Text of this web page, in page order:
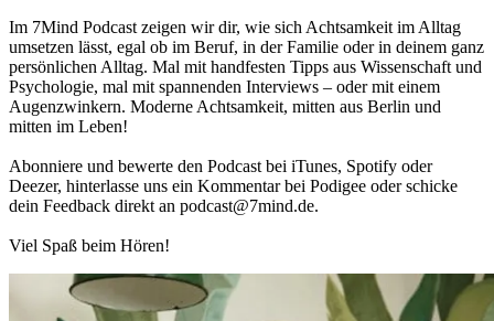
Im 7Mind Pod­cast zeigen wir dir, wie sich Acht­sam­keit im Alltag
umset­zen lässt, egal ob im Beruf, in der Fami­lie oder in deinem ganz
per­sön­li­chen Alltag. Mal mit hand­fes­ten Tipps aus Wis­sen­schaft und
Psy­cho­lo­gie, mal mit spannenden Interviews – oder mit einem
Augen­zwin­kern. Moderne Acht­sam­keit, mitten aus Berlin und
mitten im Leben!
Abon­niere und bewerte den Pod­cast bei iTunes, Spo­tify oder
Deezer, hin­ter­lasse uns ein Kom­men­tar bei Podigee oder schi­cke
dein Feed­back direkt an podcast@​7​mind.​de.
Viel Spaß beim Hören!